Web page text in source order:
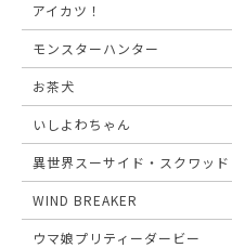
アイカツ！
モンスターハンター
お茶犬
いしよわちゃん
異世界スーサイド・スクワッド
WIND BREAKER
ウマ娘プリティーダービー